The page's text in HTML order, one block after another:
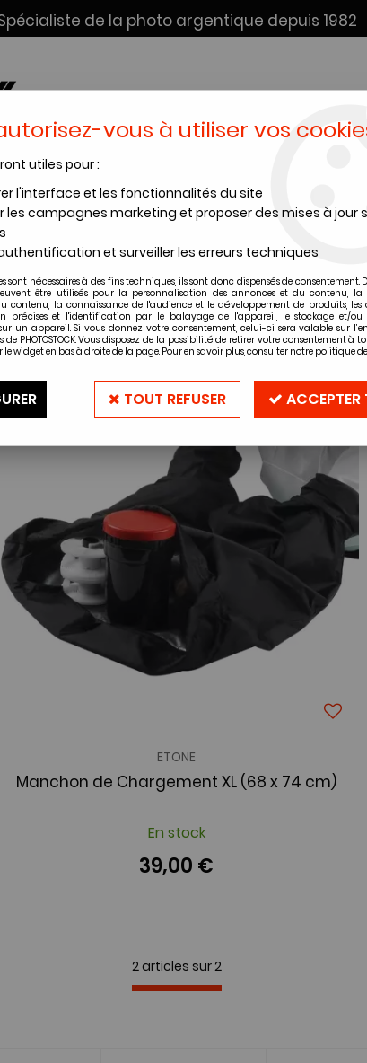
de la photo argentique depuis 1982
DÉV. + SCAN INSTANTANÉS
de la marque ETONE
2 articles sur2
ETONE
Manchon de Chargement XL (68 x 74 cm)
En stock
39,00 €
2 articles sur2
vous à utiliser vos
utiles pour :
l'interface et les fonctionnalités du site
les campagnes marketing et proposer des mises à jour
et surveiller les erreurs techniques
sont nécessaires à des fins techniques, ils sont donc dispensés de consentement.
être utilisés pour la personnalisation des annonces et du contenu, la
contenu, la connaissance de l'audience et le développement de produits, les
précises et l'identification par le balayage de l'appareil, le stockage et/ou
un appareil. Si vous donnez votre consentement, celui-ci sera valable sur
de PHOTOSTOCK. Vous disposez de la possibilité de retirer votre consentement à
widget en bas à droite de la page. Pour en savoir plus, consulter notre politique
TOUT REFUSER ACCEPTER